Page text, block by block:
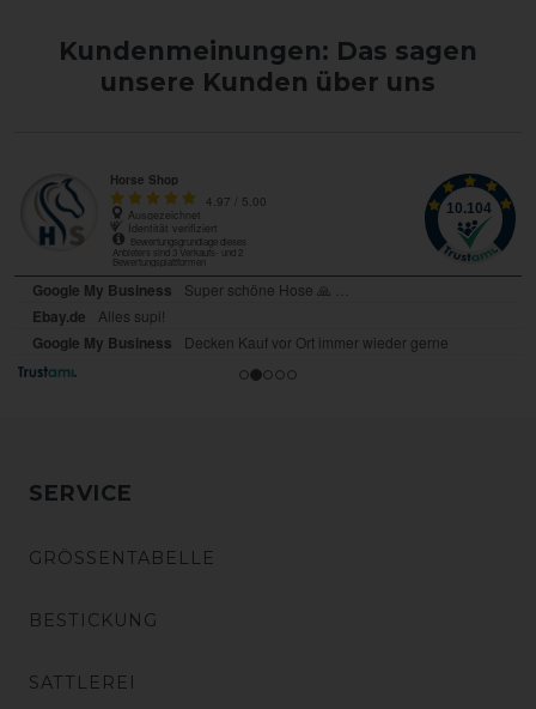
Kundenmeinungen: Das sagen
unsere Kunden über uns
SERVICE
GRÖSSENTABELLE
BESTICKUNG
SATTLEREI